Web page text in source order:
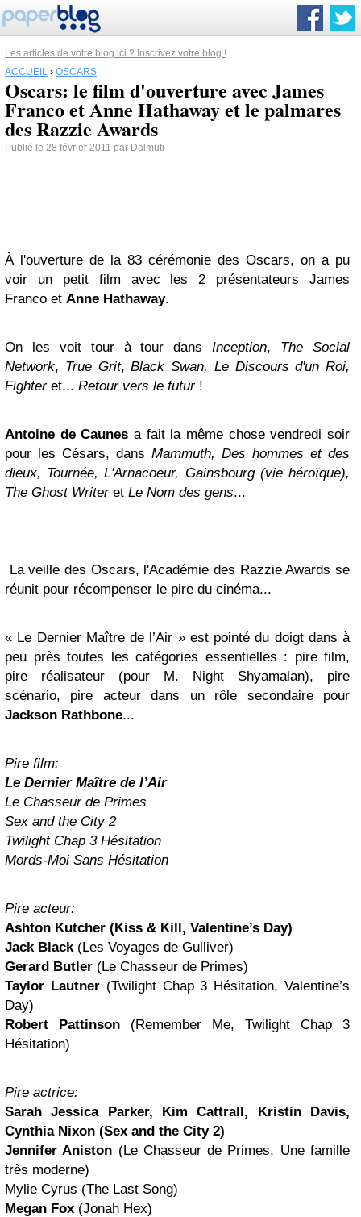
Les articles de votre blog ici ? Inscrivez votre blog !
ACCUEIL › OSCARS
Oscars: le film d'ouverture avec James
Franco et Anne Hathaway et le palmares
des Razzie Awards
Publié le 28 février 2011 par Dalmuti
À l'ouverture de la 83 cérémonie des Oscars, on a pu
voir un petit film avec les 2 présentateurs James
Franco et Anne Hathaway.
On les voit tour à tour dansInception, The Social
Network, True Grit,Black Swan, Le Discours d'un Roi,
Fighteret... Retour vers le futur!
Antoine de Caunes a fait la même chose vendredi soir
pour les Césars, dans Mammuth, Des hommes et des
dieux, Tournée, L'Arnacoeur, Gainsbourg (vie héroïque),
The Ghost Writeret Le Nom des gens...
La veille des Oscars, l'Académie des Razzie Awards se
réunit pour récompenser le pire du cinéma...
« Le Dernier Maître de l’Air » est pointé du doigt dans à
peu près toutes les catégories essentielles : pire film,
pire réalisateur (pour M. Night Shyamalan), pire
scénario, pire acteur dans un rôle secondaire pour
Jackson Rathbone...
Pire film:
Le Dernier Maître de l’Air
Le Chasseur de Primes
Sex and the City 2
Twilight Chap 3 Hésitation
Mords-Moi Sans Hésitation
Pire acteur:
Ashton Kutcher (Kiss & Kill, Valentine’s Day)
Jack Black(Les Voyages de Gulliver)
Gerard Butler (Le Chasseur de Primes)
Taylor Lautner(Twilight Chap 3 Hésitation, Valentine’s
Day)
Robert Pattinson (Remember Me, Twilight Chap 3
Hésitation)
Pire actrice:
Sarah Jessica Parker, Kim Cattrall, Kristin Davis,
Cynthia Nixon (Sex and the City 2)
Jennifer Aniston (Le Chasseur de Primes, Une famille
très moderne)
Mylie Cyrus (The Last Song)
Megan Fox (Jonah Hex)